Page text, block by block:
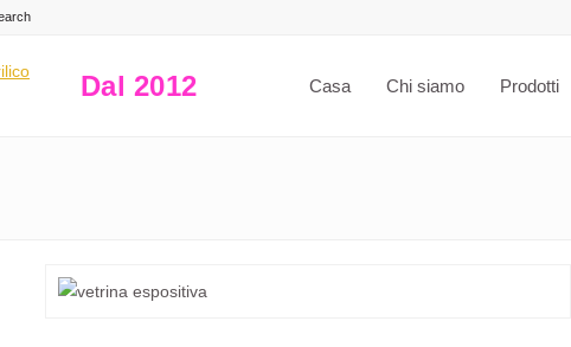
Dal 2012 Casa Chi siamo Prodotti